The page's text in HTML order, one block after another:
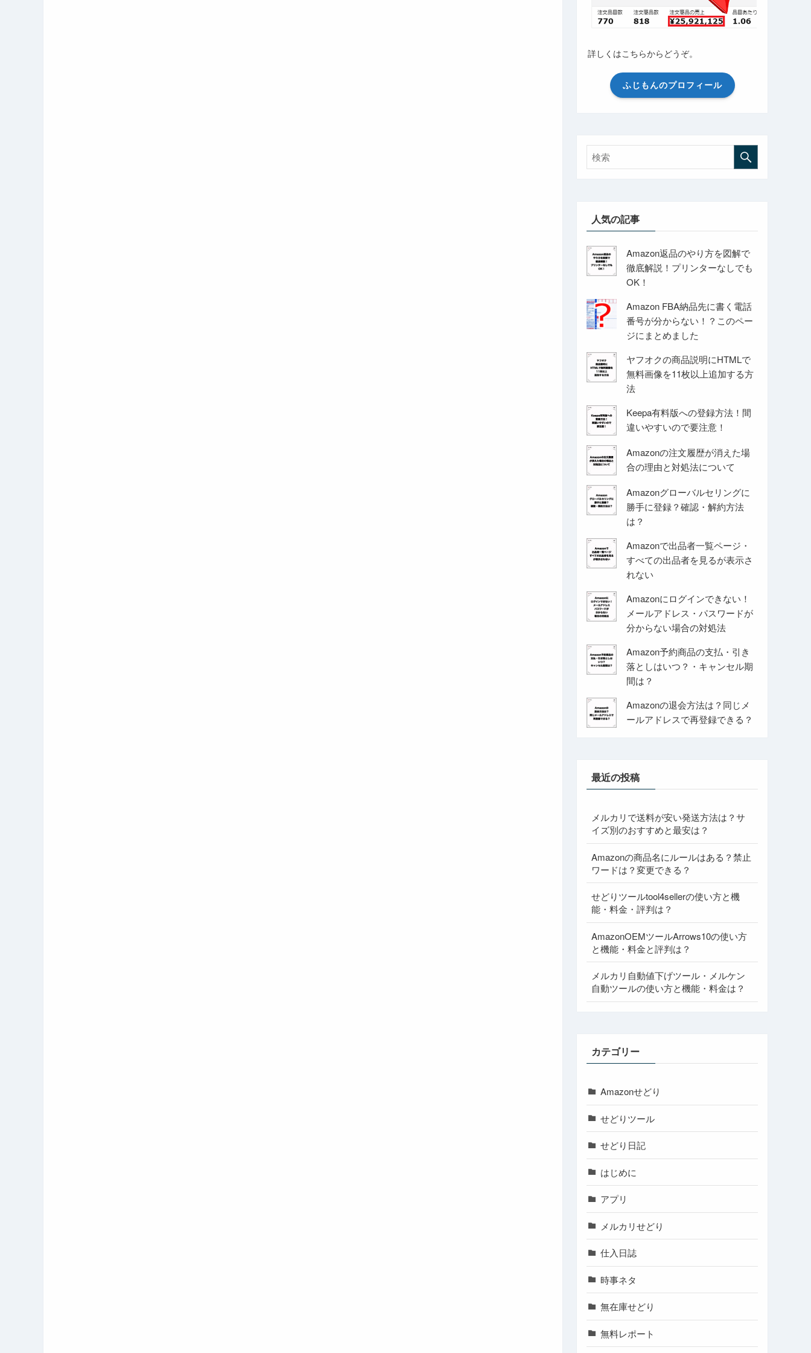
詳しくはこちらからどうぞ。
ふじもんのプロフィール
人気の記事
Amazon返品のやり方を図解で
徹底解説！プリンターなしでも
OK！
Amazon FBA納品先に書く電話
番号が分からない！？このペー
ジにまとめました
ヤフオクの商品説明にHTMLで
無料画像を11枚以上追加する方
法
Keepa有料版への登録方法！間
違いやすいので要注意！
Amazonの注文履歴が消えた場
合の理由と対処法について
Amazonグローバルセリングに
勝手に登録？確認・解約方法
は？
Amazonで出品者一覧ページ・
すべての出品者を見るが表示さ
れない
Amazonにログインできない！
メールアドレス・パスワードが
分からない場合の対処法
Amazon予約商品の支払・引き
落としはいつ？・キャンセル期
間は？
Amazonの退会方法は？同じメ
ールアドレスで再登録できる？
最近の投稿
メルカリで送料が安い発送方法は？サ
イズ別のおすすめと最安は？
Amazonの商品名にルールはある？禁止
ワードは？変更できる？
せどりツールtool4sellerの使い方と機
能・料金・評判は？
AmazonOEMツールArrows10の使い方
と機能・料金と評判は？
メルカリ自動値下げツール・メルケン
自動ツールの使い方と機能・料金は？
カテゴリー
Amazonせどり
せどりツール
せどり日記
はじめに
アプリ
メルカリせどり
仕入日誌
時事ネタ
無在庫せどり
無料レポート